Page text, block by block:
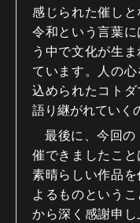
感じられた催し
令和という言葉
う中で文化が生
ています。人の
込められたコト
語り継がれていく
最後に、今回の
催できましたこと
素晴らしい作品
よるものという
から深く感謝申